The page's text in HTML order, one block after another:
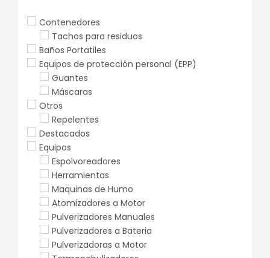
Contenedores
Tachos para residuos
Baños Portatiles
Equipos de protección personal (EPP)
Guantes
Máscaras
Otros
Repelentes
Destacados
Equipos
Espolvoreadores
Herramientas
Maquinas de Humo
Atomizadores a Motor
Pulverizadores Manuales
Pulverizadores a Bateria
Pulverizadoras a Motor